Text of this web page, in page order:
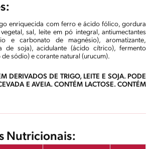
enriquecida com ferro e ácido fólico, gordura
sal, leite em pó integral, antiumectantes
e carbonato de magnésio), aromatizante,
de soja), acidulante (ácido cítrico), fermento
sódio) e corante natural (urucum).
DERIVADOS DE TRIGO, LEITE E SOJA. PODE
E AVEIA. CONTÉM LACTOSE. CONTÉM
Nutricionais: